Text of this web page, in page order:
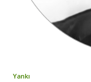
Yankı